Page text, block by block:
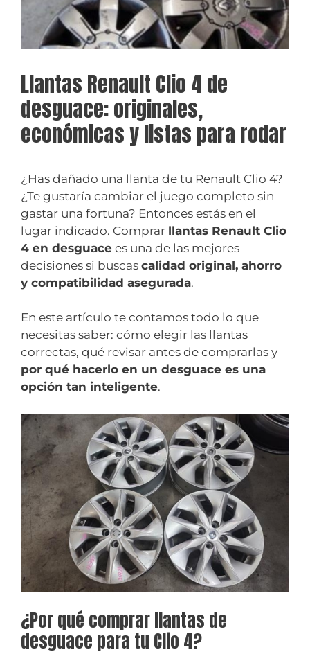
Llantas Renault Clio 4 de
desguace: originales,
económicas y listas para rodar
¿Has dañado una llanta de tu Renault Clio 4?
¿Te gustaría cambiar el juego completo sin
gastar una fortuna? Entonces estás en el
lugar indicado. Comprar llantas Renault Clio
4 en desguace es una de las mejores
decisiones si buscas calidad original, ahorro
y compatibilidad asegurada.
En este artículo te contamos todo lo que
necesitas saber: cómo elegir las llantas
correctas, qué revisar antes de comprarlas y
por qué hacerlo en un desguace es una
opción tan inteligente.
¿Por qué comprar llantas de
desguace para tu Clio 4?